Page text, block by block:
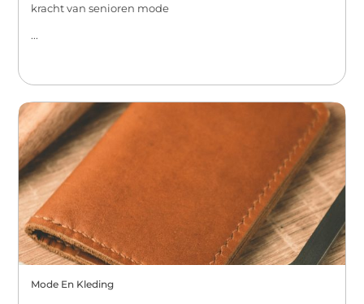
kracht van senioren mode
...
Mode En Kleding